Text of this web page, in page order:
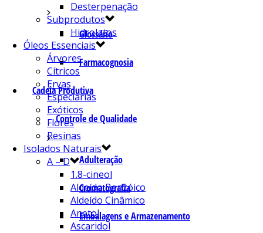
Glossário
Farmacognosia
Cadeia Produtiva
Controle de Qualidade
Adulteração
Cromatografia
Embalagens e Armazenamento
Desterpenação
Subprodutos
Hidrolatos
Óleos Essenciais
Árvores
Cítricos
Ervas
Especiarias
Exóticos
Flores
Resinas
Isolados Naturais
A – D
1.8-cineol
Aldeído Benzóico
Aldeído Cinâmico
Anetol
Ascaridol